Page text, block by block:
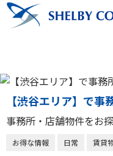
【渋谷エリア】で
事務所・店舗物件をお
お得な情報 日常 賃貸